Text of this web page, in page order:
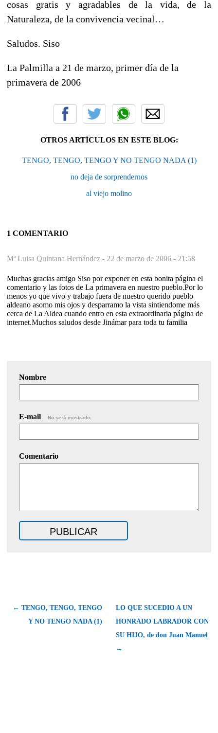
cosas gratis y agradables de la vida, de la
Naturaleza, de la convivencia vecinal…
Saludos. Siso
La Palmilla a 21 de marzo, primer día de la
primavera de 2006
OTROS ARTÍCULOS EN ESTE BLOG:
TENGO, TENGO, TENGO Y NO TENGO NADA (1)
no deja de sorprendernos
al viejo molino
1 COMENTARIO
Mª Luisa Quintana Hernández - 22 de marzo de 2006 - 21:58
Muchas gracias amigo Siso por exponer en esta bonita página el
comentario y las fotos de La primavera en nuestro pueblo.Por lo
menos yo que vivo y trabajo fuera de nuestro querido pueblo
aldeano asomo mis ojos y desparramo la vista sintiendome más
cerca de La Aldea cuando entro en esta extraordinaria página de
internet.Muchos saludos desde Jinámar para toda tu familia
Nombre
E-mail No será mostrado.
Comentario
← TENGO, TENGO, TENGO
Y NO TENGO NADA (1)
LO QUE SUCEDIO A UN
HONRADO LABRADOR CON
SU HIJO, de don Juan Manuel
→